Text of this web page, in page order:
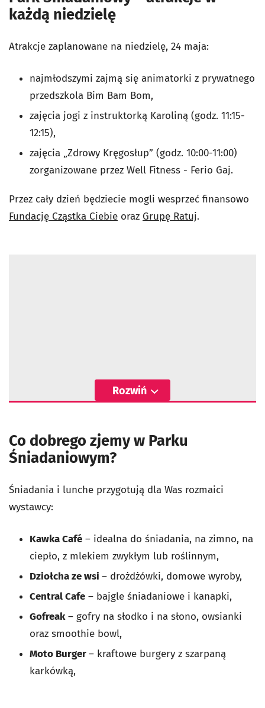
każdą niedzielę
Atrakcje zaplanowane na niedzielę, 24 maja:
najmłodszymi zajmą się animatorki z prywatnego
przedszkola Bim Bam Bom,
zajęcia jogi z instruktorką Karoliną (godz. 11:15-
12:15),
zajęcia „Zdrowy Kręgosłup” (godz. 10:00-11:00)
zorganizowane przez Well Fitness - Ferio Gaj.
Przez cały dzień będziecie mogli wesprzeć finansowo
Fundację Cząstka Ciebie oraz Grupę Ratuj.
Rozwiń
Co dobrego zjemy w Parku
Śniadaniowym?
Śniadania i lunche przygotują dla Was rozmaici
wystawcy:
Kawka Café – idealna do śniadania, na zimno, na
ciepło, z mlekiem zwykłym lub roślinnym,
Dziołcha ze wsi – drożdżówki, domowe wyroby,
Central Cafe – bajgle śniadaniowe i kanapki,
Gofreak – gofry na słodko i na słono, owsianki
oraz smoothie bowl,
Moto Burger– kraftowe burgery z szarpaną
karkówką,